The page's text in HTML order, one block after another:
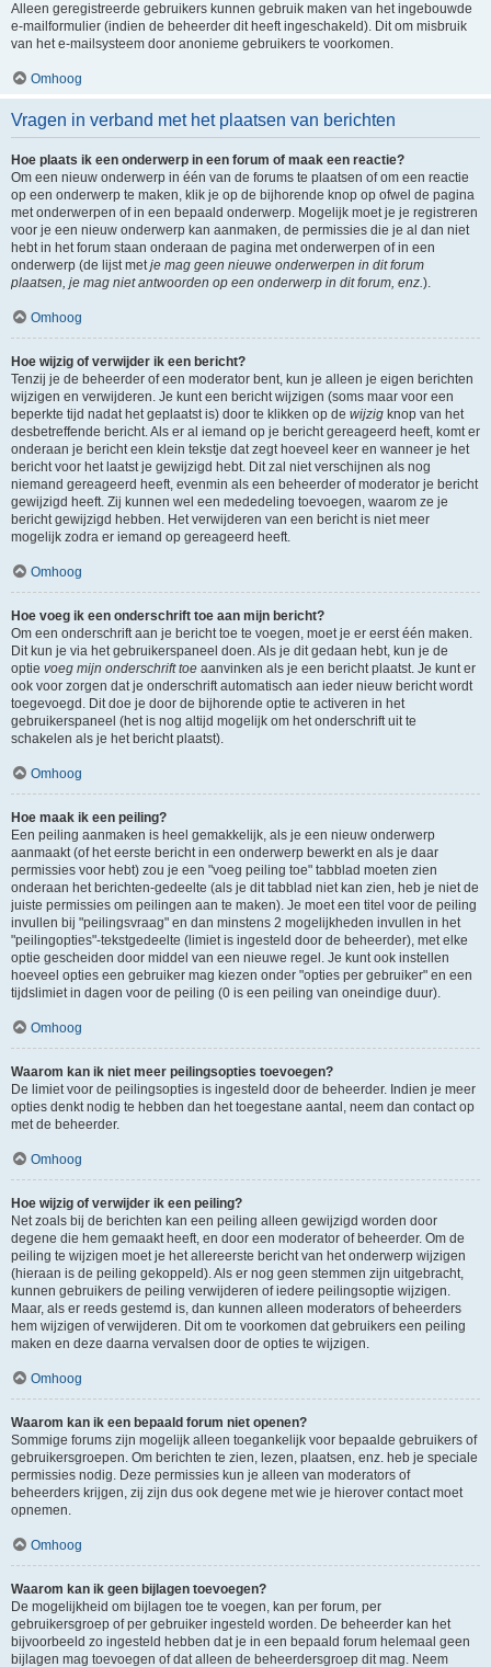
Alleen geregistreerde gebruikers kunnen gebruik maken van het ingebouwde
e-mailformulier (indien de beheerder dit heeft ingeschakeld). Dit om misbruik
van het e-mailsysteem door anonieme gebruikers te voorkomen.
Omhoog
Vragen in verband met het plaatsen van berichten
Hoe plaats ik een onderwerp in een forum of maak een reactie?
Om een nieuw onderwerp in één van de forums te plaatsen of om een reactie
op een onderwerp te maken, klik je op de bijhorende knop op ofwel de pagina
met onderwerpen of in een bepaald onderwerp. Mogelijk moet je je registreren
voor je een nieuw onderwerp kan aanmaken, de permissies die je al dan niet
hebt in het forum staan onderaan de pagina met onderwerpen of in een
onderwerp (de lijst metje mag geen nieuwe onderwerpen in dit forum
plaatsen, je mag niet antwoorden op een onderwerp in dit forum, enz.).
Omhoog
Hoe wijzig of verwijder ik een bericht?
Tenzij je de beheerder of een moderator bent, kun je alleen je eigen berichten
wijzigen en verwijderen. Je kunt een bericht wijzigen (soms maar voor een
beperkte tijd nadat het geplaatst is) door te klikken op de wijzig knop van het
desbetreffende bericht. Als er al iemand op je bericht gereageerd heeft, komt er
onderaan je bericht een klein tekstje dat zegt hoeveel keer en wanneer je het
bericht voor het laatst je gewijzigd hebt. Dit zal niet verschijnen als nog
niemand gereageerd heeft, evenmin als een beheerder of moderator je bericht
gewijzigd heeft. Zij kunnen wel een mededeling toevoegen, waarom ze je
bericht gewijzigd hebben. Het verwijderen van een bericht is niet meer
mogelijk zodra er iemand op gereageerd heeft.
Omhoog
Hoe voeg ik een onderschrift toe aan mijn bericht?
Om een onderschrift aan je bericht toe te voegen, moet je er eerst één maken.
Dit kun je via het gebruikerspaneel doen. Als je dit gedaan hebt, kun je de
optie voeg mijn onderschrift toe aanvinken als je een bericht plaatst. Je kunt er
ook voor zorgen dat je onderschrift automatisch aan ieder nieuw bericht wordt
toegevoegd. Dit doe je door de bijhorende optie te activeren in het
gebruikerspaneel (het is nog altijd mogelijk om het onderschrift uit te
schakelen als je het bericht plaatst).
Omhoog
Hoe maak ik een peiling?
Een peiling aanmaken is heel gemakkelijk, als je een nieuw onderwerp
aanmaakt (of het eerste bericht in een onderwerp bewerkt en als je daar
permissies voor hebt) zou je een "voeg peiling toe" tabblad moeten zien
onderaan het berichten-gedeelte (als je dit tabblad niet kan zien, heb je niet de
juiste permissies om peilingen aan te maken). Je moet een titel voor de peiling
invullen bij "peilingsvraag" en dan minstens 2 mogelijkheden invullen in het
"peilingopties"-tekstgedeelte (limiet is ingesteld door de beheerder), met elke
optie gescheiden door middel van een nieuwe regel. Je kunt ook instellen
hoeveel opties een gebruiker mag kiezen onder "opties per gebruiker" en een
tijdslimiet in dagen voor de peiling (0 is een peiling van oneindige duur).
Omhoog
Waarom kan ik niet meer peilingsopties toevoegen?
De limiet voor de peilingsopties is ingesteld door de beheerder. Indien je meer
opties denkt nodig te hebben dan het toegestane aantal, neem dan contact op
met de beheerder.
Omhoog
Hoe wijzig of verwijder ik een peiling?
Net zoals bij de berichten kan een peiling alleen gewijzigd worden door
degene die hem gemaakt heeft, en door een moderator of beheerder. Om de
peiling te wijzigen moet je het allereerste bericht van het onderwerp wijzigen
(hieraan is de peiling gekoppeld). Als er nog geen stemmen zijn uitgebracht,
kunnen gebruikers de peiling verwijderen of iedere peilingsoptie wijzigen.
Maar, als er reeds gestemd is, dan kunnen alleen moderators of beheerders
hem wijzigen of verwijderen. Dit om te voorkomen dat gebruikers een peiling
maken en deze daarna vervalsen door de opties te wijzigen.
Omhoog
Waarom kan ik een bepaald forum niet openen?
Sommige forums zijn mogelijk alleen toegankelijk voor bepaalde gebruikers of
gebruikersgroepen. Om berichten te zien, lezen, plaatsen, enz. heb je speciale
permissies nodig. Deze permissies kun je alleen van moderators of
beheerders krijgen, zij zijn dus ook degene met wie je hierover contact moet
opnemen.
Omhoog
Waarom kan ik geen bijlagen toevoegen?
De mogelijkheid om bijlagen toe te voegen, kan per forum, per
gebruikersgroep of per gebruiker ingesteld worden. De beheerder kan het
bijvoorbeeld zo ingesteld hebben dat je in een bepaald forum helemaal geen
bijlagen mag toevoegen of dat alleen de beheerdersgroep dit mag. Neem